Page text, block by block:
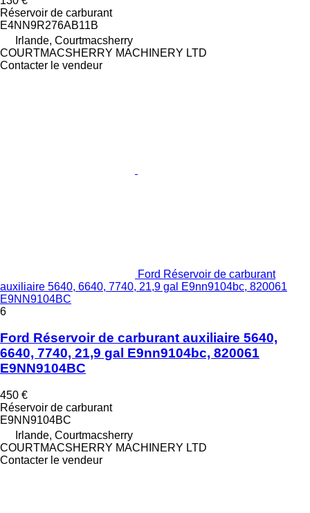
Réservoir de carburant
E4NN9R276AB11B
Irlande, Courtmacsherry
COURTMACSHERRY MACHINERY LTD
Contacter le vendeur
Ford Réservoir de carburant
auxiliaire 5640, 6640, 7740, 21,9 gal E9nn9104bc, 820061
E9NN9104BC
6
Ford Réservoir de carburant auxiliaire 5640,
6640, 7740, 21,9 gal E9nn9104bc, 820061
E9NN9104BC
450 €
Réservoir de carburant
E9NN9104BC
Irlande, Courtmacsherry
COURTMACSHERRY MACHINERY LTD
Contacter le vendeur